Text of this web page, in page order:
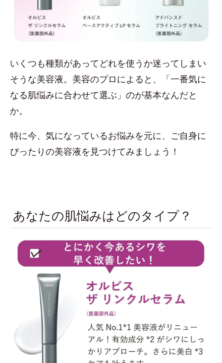
いくつも種類があってどれを使うか迷ってしまい
そうな美容液。美容のプロによると、「一番気に
なる肌悩みに合わせて選ぶ」のが基本なんだと
か。
特に今、気になっているお悩みを元に、ご自身に
ぴったりの美容液を見つけてみましょう！
あなたの肌悩みはどのタイプ？